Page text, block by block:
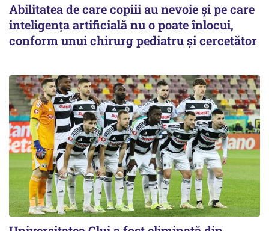
Abilitatea de care copiii au nevoie și pe care
inteligența artificială nu o poate înlocui,
conform unui chirurg pediatru și cercetător